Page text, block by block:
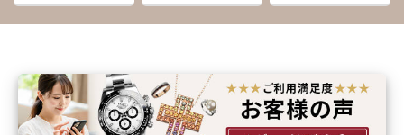
まずは
かんたん30秒でお試し査定